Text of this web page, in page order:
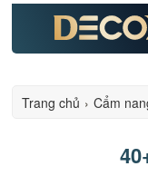
Trang chủ › Cẩm